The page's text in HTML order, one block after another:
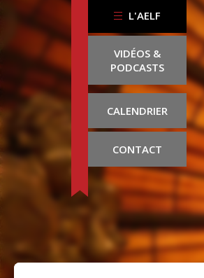
L'AELF
VIDÉOS &
PODCASTS
CALENDRIER
CONTACT